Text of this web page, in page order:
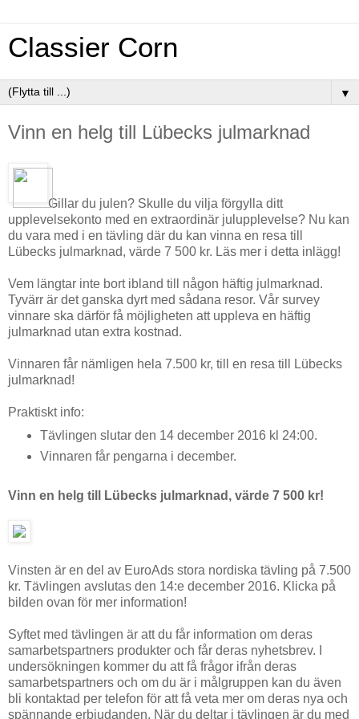
Classier Corn
▼
Vinn en helg till Lübecks julmarknad
Gillar du julen? Skulle du vilja förgylla ditt
upplevelsekonto med en extraordinär julupplevelse? Nu kan
du vara med i en tävling där du kan vinna en resa till
Lübecks julmarknad, värde 7 500 kr. Läs mer i detta inlägg!
Vem längtar inte bort ibland till någon häftig julmarknad.
Tyvärr är det ganska dyrt med sådana resor. Vår survey
vinnare ska därför få möjligheten att uppleva en häftig
julmarknad utan extra kostnad.
Vinnaren får nämligen hela 7.500 kr, till en resa till Lübecks
julmarknad!
Praktiskt info:
Tävlingen slutar den 14 december 2016 kl 24:00.
Vinnaren får pengarna i december.
Vinn en helg till Lübecks julmarknad, värde 7 500 kr!
Vinsten är en del av EuroAds stora nordiska tävling på 7.500
kr. Tävlingen avslutas den 14:e december 2016. Klicka på
bilden ovan för mer information!
Syftet med tävlingen är att du får information om deras
samarbetspartners produkter och får deras nyhetsbrev. I
undersökningen kommer du att få frågor ifrån deras
samarbetspartners och om du är i målgruppen kan du även
bli kontaktad per telefon för att få veta mer om deras nya och
spännande erbjudanden. När du deltar i tävlingen är du med